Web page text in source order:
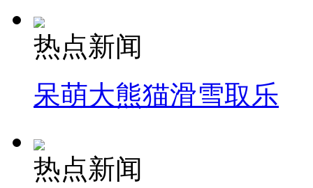
热点新闻
呆萌大熊猫滑雪取乐
热点新闻